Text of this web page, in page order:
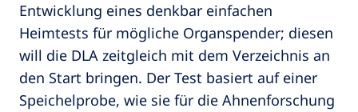
Entwicklung eines denkbar einfachen
Heimtests für mögliche Organspender; diesen
will die DLA zeitgleich mit dem Verzeichnis an
den Start bringen. Der Test basiert auf einer
Speichelprobe, wie sie für die Ahnenforschung